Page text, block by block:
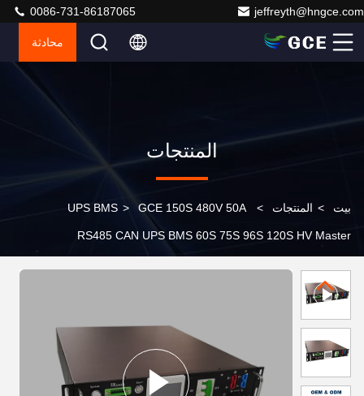
jeffreyth@hngce.com
0086-731-86187065
محادثة
المنتجات
بيت > المنتجات >
UPS BMS > GCE 150S 480V 50A
RS485 CAN UPS BMS 60S 75S 96S 120S HV Master